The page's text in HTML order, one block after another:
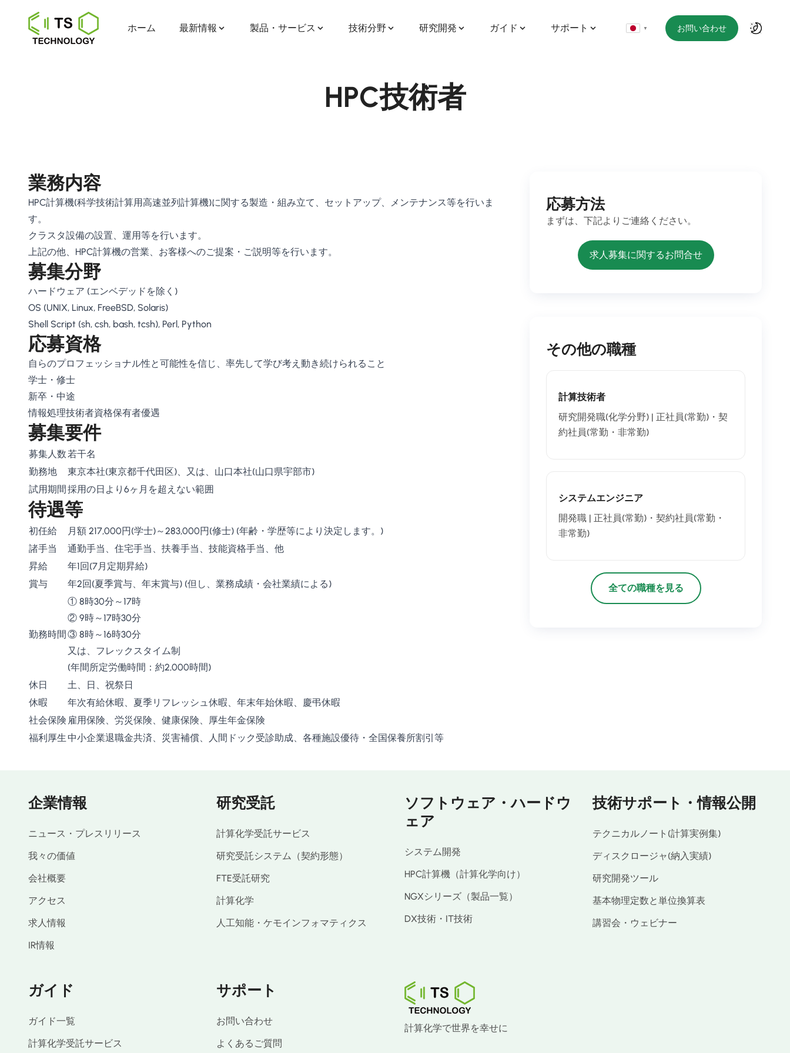
ホーム 最新情報 製品・サービス 技術分野 研究開発 ガイド サポート ▼ お問い合わせ
HPC技術者
業務内容
HPC計算機(科学技術計算用高速並列計算機)に関する製造・組み立て、セットアップ、メンテナンス等を行いま
す。
クラスタ設備の設置、運用等を行います。
上記の他、HPC計算機の営業、お客様へのご提案・ご説明等を行います。
募集分野
ハードウェア (エンベデッドを除く)
OS (UNIX, Linux, FreeBSD, Solaris)
Shell Script (sh, csh, bash, tcsh), Perl, Python
応募資格
自らのプロフェッショナル性と可能性を信じ、率先して学び考え動き続けられること
学士・修士
新卒・中途
情報処理技術者資格保有者優遇
募集要件
募集人数若干名
勤務地
東京本社(東京都千代田区)、又は、山口本社(山口県宇部市)
試用期間採用の日より6ヶ月を超えない範囲
待遇等
初任給
月額 217,000円(学士)～283,000円(修士) (年齢・学歴等により決定します。)
諸手当
通勤手当、住宅手当、扶養手当、技能資格手当、他
昇給
年1回(7月定期昇給)
賞与
年2回(夏季賞与、年末賞与) (但し、業務成績・会社業績による)
勤務時間
① 8時30分～17時
② 9時～17時30分
③ 8時～16時30分
又は、フレックスタイム制
(年間所定労働時間：約2,000時間)
休日
土、日、祝祭日
休暇
年次有給休暇、夏季リフレッシュ休暇、年末年始休暇、慶弔休暇
社会保険 雇用保険、労災保険、健康保険、厚生年金保険
福利厚生 中小企業退職金共済、災害補償、人間ドック受診助成、各種施設優待・全国保養所割引等
応募方法
まずは、下記よりご連絡ください。
求人募集に関するお問合せ
その他の職種
計算技術者
研究開発職(化学分野) | 正社員(常勤)・契
約社員(常勤・非常勤)
システムエンジニア
開発職 | 正社員(常勤)・契約社員(常勤・
非常勤)
全ての職種を見る
企業情報
ニュース・プレスリリース
我々の価値
会社概要
アクセス
求人情報
IR情報
研究受託
計算化学受託サービス
研究受託システム（契約形態）
FTE受託研究
計算化学
人工知能・ケモインフォマティクス
ソフトウェア・ハードウ
ェア
システム開発
HPC計算機（計算化学向け）
NGXシリーズ（製品一覧）
DX技術・IT技術
技術サポート・情報公開
テクニカルノート(計算実例集)
ディスクロージャ(納入実績)
研究開発ツール
基本物理定数と単位換算表
講習会・ウェビナー
ガイド
ガイド一覧
計算化学受託サービス
サポート
お問い合わせ
よくあるご質問
計算化学で世界を幸せに